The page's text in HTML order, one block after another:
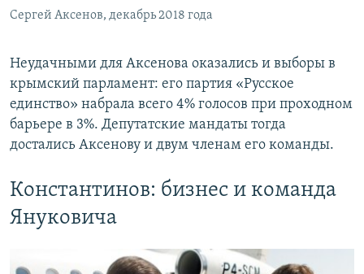
Сергей Аксенов, декабрь 2018 года
Неудачными для Аксенова оказались и выборы в
крымский парламент: его партия «Русское
единство» набрала всего 4% голосов при проходном
барьере в 3%. Депутатские мандаты тогда
достались Аксенову и двум членам его команды.
Константинов: бизнес и команда
Януковича